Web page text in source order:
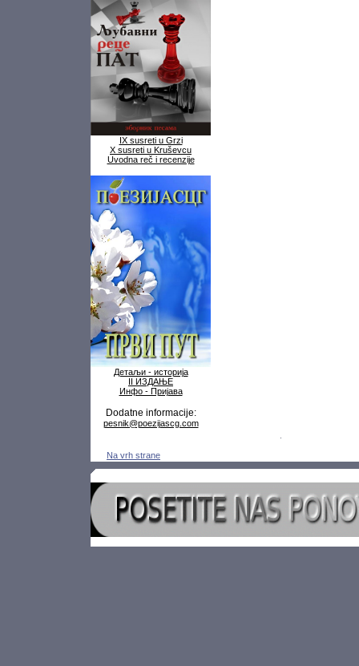
IX susreti u Grzi
X susreti u Kruševcu
Uvodna reč i recenzije
Детаљи - историја
II ИЗДАЊЕ
Инфо - Пријава
Dodatne informacije:
pesnik@poezijascg.com
Na vrh strane